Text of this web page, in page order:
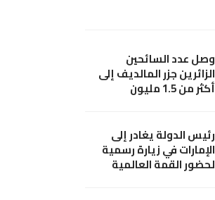
وصل عدد السائحين
الزائرين جزر المالديف إلى
أكثر من 1.5 مليون
رئيس الدولة يغادر إلى
الإمارات في زيارة رسمية
لحضور القمة العالمية